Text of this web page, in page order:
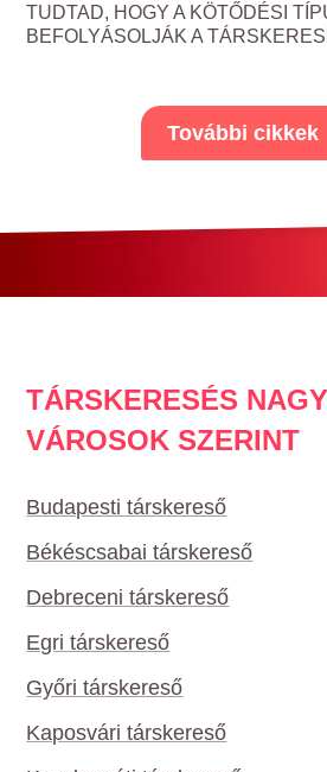
TUDTAD, HOGY A KÖTŐDÉSI
BEFOLYÁSOLJÁK A
További cikkek
TÁRSKERESÉS
VÁROSOK SZERINT
Budapesti társkereső
Békéscsabai társkereső
Debreceni társkereső
Egri társkereső
Győri társkereső
Kaposvári társkereső